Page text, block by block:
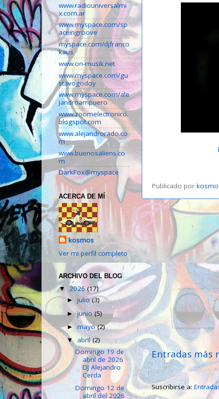
Publicado por
Entradas más
Suscribirse a:
www.radiouniversalmi
x.com.ar
www.myspace.com/sp
aceingroove
myspace.com/djfranco
kaus
www.on-musik.net
www.myspace.com/gu
stavogodoy
www.myspace.com/ale
jandroampuero
www.zoomelectronico.
blogspot.com
www.alejandrorado.co
m
www.buenosaliens.co
m
DarkFox@myspace
ACERCA DE MÍ
kosmos
Ver mi perfil completo
ARCHIVO DEL BLOG
▼ 2026(17)
►julio(3)
►junio(5)
►mayo(2)
▼ abril(2)
Domingo 19 de
abril de 2026
DJ Alejandro
Cerda
Domingo 12 de
abril del 2026